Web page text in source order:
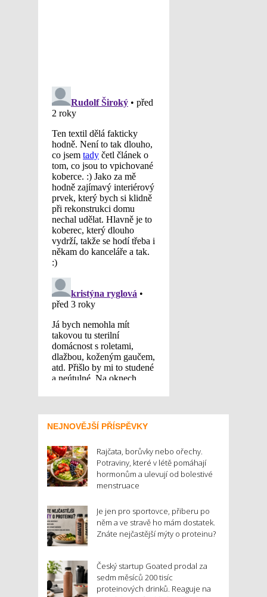
NEJNOVĚJŠÍ PŘÍSPĚVKY
Rajčata, borůvky nebo ořechy.
Potraviny, které v létě pomáhají
hormonům a ulevují od bolestivé
menstruace
Je jen pro sportovce, přiberu po
něm a ve stravě ho mám dostatek.
Znáte nejčastější mýty o proteinu?
Český startup Goated prodal za
sedm měsíců 200 tisíc
proteinových drinků. Reaguje na